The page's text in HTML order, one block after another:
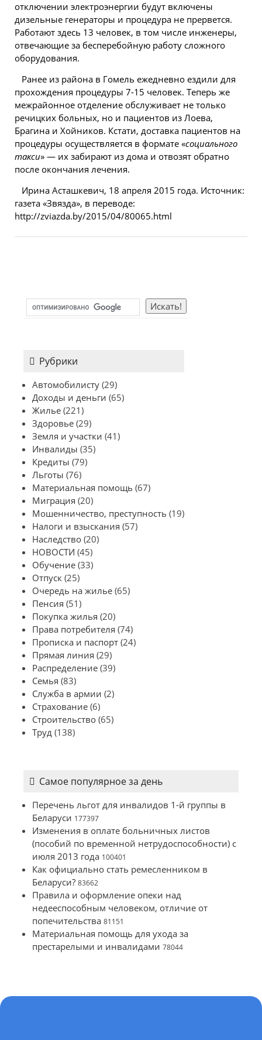
отключении электроэнергии будут включены
дизельные генераторы и процедура не прервется.
Работают здесь 13 человек, в том числе инженеры,
отвечающие за бесперебойную работу сложного
оборудования.
Ранее из района в Гомель ежедневно ездили для
прохождения процедуры 7-15 человек. Теперь же
межрайонное отделение обслуживает не только
речицких больных, но и пациентов из Лоева,
Брагина и Хойников. Кстати, доставка пациентов на
процедуры осуществляется в формате «социального
такси» — их забирают из дома и отвозят обратно
после окончания лечения.
Ирина Асташкевич, 18 апреля 2015 года. Источник:
газета «Звязда», в переводе:
http://zviazda.by/2015/04/80065.html
Рубрики
Автомобилисту (29)
Доходы и деньги (65)
Жилье (221)
Здоровье (29)
Земля и участки (41)
Инвалиды (35)
Кредиты (79)
Льготы (76)
Материальная помощь (67)
Миграция (20)
Мошенничество, преступность (19)
Налоги и взыскания (57)
Наследство (20)
НОВОСТИ (45)
Обучение (33)
Отпуск (25)
Очередь на жилье (65)
Пенсия (51)
Покупка жилья (20)
Права потребителя (74)
Прописка и паспорт (24)
Прямая линия (29)
Распределение (39)
Семья (83)
Служба в армии (2)
Страхование (6)
Строительство (65)
Труд (138)
Самое популярное за день
Перечень льгот для инвалидов 1-й группы в
Беларуси 177397
Изменения в оплате больничных листов
(пособий по временной нетрудоспособности) с
июля 2013 года 100401
Как официально стать ремесленником в
Беларуси? 83662
Правила и оформление опеки над
недееспособным человеком, отличие от
попечительства 81151
Материальная помощь для ухода за
престарелыми и инвалидами 78044